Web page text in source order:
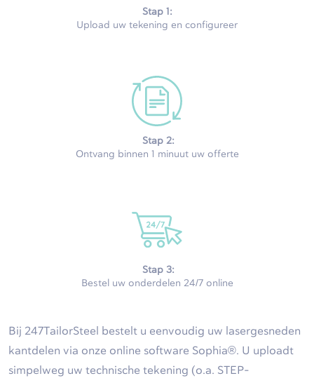
Stap 1:
Upload uw tekening en configureer
Stap 2:
Ontvang binnen 1 minuut uw offerte
Stap 3:
Bestel uw onderdelen 24/7 online
Bij 247TailorSteel bestelt u eenvoudig uw lasergesneden
kantdelen via onze online software Sophia®. U uploadt
simpelweg uw technische tekening (o.a. STEP-